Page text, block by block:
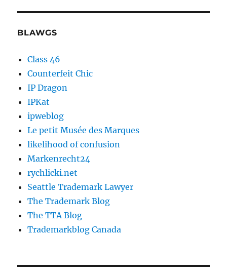
BLAWGS
Class 46
Counterfeit Chic
IP Dragon
IPKat
ipweblog
Le petit Musée des Marques
likelihood of confusion
Markenrecht24
rychlicki.net
Seattle Trademark Lawyer
The Trademark Blog
The TTA Blog
Trademarkblog Canada